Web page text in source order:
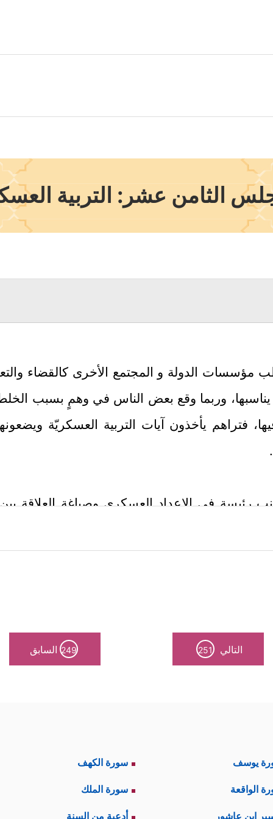
الثامن عشر: التربية
الدولة و المجتمع الأخرى كالقضاء
يناسبها، وربما وقع بعض الناس في وهمٍ بسبب
فتراهم يأخذون آيات التربية العسكريّة
في الإعداد العسكري وصياغة العلاقة بين
القدَر في الموت والحياة، وأن النفس لا تُقبض قبل
وَهُمۡ أُلُوفٌ حَذَرَ ٱلۡمَوۡتِ فَقَالَ لَهُمُ ٱللَّهُ مُوتُواْ ثُمَّ أَحۡیَـٰهُمۡ﴾
﴿وَقَـٰتِلُواْ فِی سَبِیلِ ٱللَّهِ ٱلَّذِینَ یُقَـٰتِلُونَكُمۡ﴾
التالي 251
249 السابق
يوسف سورة الكهف
الواقعة سورة الملك
ابن عاشور أدعية من السنة